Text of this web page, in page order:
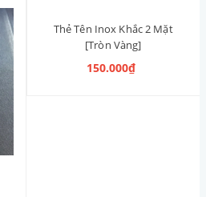
Thẻ Tên Inox Khắc 2 Mặt
[Tròn Vàng]
150.000₫